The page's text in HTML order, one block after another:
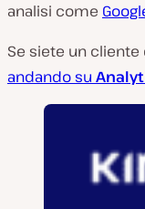
analisi come
Se siete un
andando su